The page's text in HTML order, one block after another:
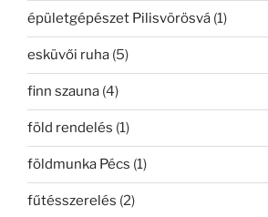
épületgépészet Pilisvörösvá (1)
esküvői ruha (5)
finn szauna (4)
föld rendelés (1)
földmunka Pécs (1)
fűtésszerelés (2)